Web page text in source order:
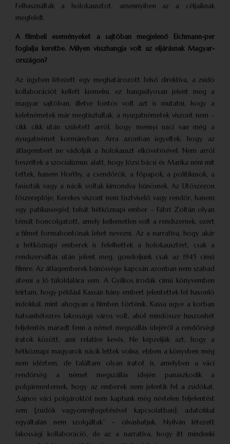
Felhasználták a holokausztot, amennyiben az a céljaiknak
megfelelt.
A filmbeli eseményeket a sajtóban megjelenő Eichmann-per
foglalja keretbe. Milyen visszhangja volt az eljárásnak Magyar­
országon?
Az ügyben létezett egy meghatározott felső direktíva, a zsidó
kollaborációt kellett kiemelni, ez hangsúlyosan jelent meg a
magyar sajtóban, illetve fontos volt azt is mutatni, hogy a
keletnémetek már megtisztultak, a nyugatnémetek viszont nem –
cikk cikk után született arról, hogy mennyi náci van még a
nyugatnémet kormányban. Arra azonban ügyeltek, hogy az
átlagembert ne vádolják a holokauszt elkövetésével. Nem arról
beszéltek a szocializmus alatt, hogy Józsi bácsi és Marika néni mit
tettek, hanem Horthy, a csendőrök, a főpapok, a politikusok, a
fasiszták vagy a nácik voltak kimondva bűnösnek. Az Utószezon
főszereplője, Kerekes viszont nem tisztviselő vagy rendőr, hanem
egy patikussegéd, tehát hétköznapi ember – Fábri Zoltán olyan
témát boncolgatott, amely kellemetlen volt a rendszernek, ezért
a filmet formabontónak lehet nevezni. Az a narratíva, hogy akár
a hétköznapi emberek is felelhettek a holokausztért, csak a
rendszerváltás után jelent meg, gondoljunk csak az 1945 című
filmre. Az átlagemberek bűnössége kapcsán azonban nem szabad
átesni a ló túloldalára sem. A Gyilkos irodák című könyvemben
leírtam, hogy például Kassán hány embert jelentettek fel hasonló
indokkal, mint ahogyan a filmben történik. Kassa ugye a korban
hatvanhétezres lakosságú város volt, ahol mindössze huszonhét
feljelentés maradt fenn a német megszállás idejéről a rendőrségi
iratok között, ami relatíve kevés. Ne képzeljük azt, hogy a
hétköznapi magyarok nácik lettek volna, ebben a könyvben még
nem idéztem, de találtam olyan iratot is, amelyben a váci
rendőrség a német megszállás idején panaszkodik a
polgármesternek, hogy az emberek nem jelentik fel a zsidókat.
„Sajnos váci polgároktól nem kaptunk még névtelen feljelentést
sem [zsidók vagyonrejtegetésével kapcsolatban]: adatokkal
egyáltalán nem szolgáltak” – olvashatjuk. Nyilván létezett
lakossági kollaboráció, de az a narratíva, hogy itt mindenki